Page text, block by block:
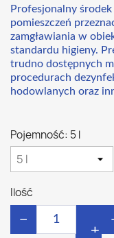
Profesjonalny
pomieszczeń
zamgławiania w
standardu higieny.
trudno dostępnych
procedurach
hodowlanych oraz
Pojemność: 5 l
Ilość
−